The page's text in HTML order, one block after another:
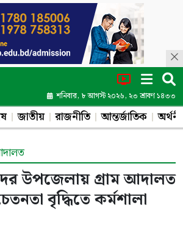
শনিবার, ৮ আগস্ট ২০২৬, ২৩ শ্রাবণ ১৪৩৩
জাতীয় রাজনীতি আন্তর্জাতিক
উপজেলায় গ্রাম আদালত
বৃদ্ধিতে কর্মশালা